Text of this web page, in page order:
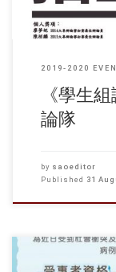
2019-2020
《學生
論隊
by saoeditor
Published 31